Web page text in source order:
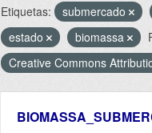
Etiquetas: submercado
estado
biomassa
Creative Commons